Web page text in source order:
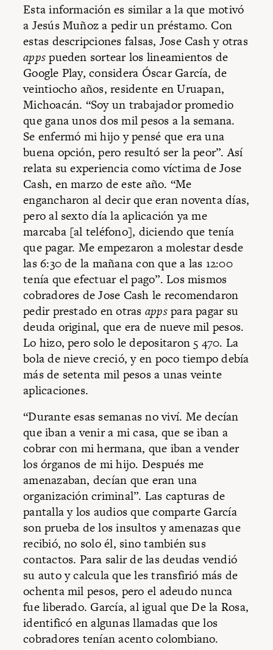
Esta información es similar a la que motivó
a Jesús Muñoz a pedir un préstamo. Con
estas descripciones falsas, Jose Cash y otras
appspueden sortear los lineamientos de
Google Play, considera Óscar García, de
veintiocho años, residente en Uruapan,
Michoacán. “Soy un trabajador promedio
que gana unos dos mil pesos a la semana.
Se enfermó mi hijo y pensé que era una
buena opción, pero resultó ser la peor”. Así
relata su experiencia como víctima de Jose
Cash, en marzo de este año. “Me
engancharon al decir que eran noventa días,
pero al sexto día la aplicación ya me
marcaba [al teléfono], diciendo que tenía
que pagar. Me empezaron a molestar desde
las 6:30 de la mañana con que a las 12:00
tenía que efectuar el pago”. Los mismos
cobradores de Jose Cash le recomendaron
pedir prestado en otras appspara pagar su
deuda original, que era de nueve mil pesos.
Lo hizo, pero solo le depositaron 5 470. La
bola de nieve creció, y en poco tiempo debía
más de setenta mil pesos a unas veinte
aplicaciones.
“Durante esas semanas no viví. Me decían
que iban a venir a mi casa, que se iban a
cobrar con mi hermana, que iban a vender
los órganos de mi hijo. Después me
amenazaban, decían que eran una
organización criminal”. Las capturas de
pantalla y los audios que comparte García
son prueba de los insultos y amenazas que
recibió, no solo él, sino también sus
contactos. Para salir de las deudas vendió
su auto y calcula que les transfirió más de
ochenta mil pesos, pero el adeudo nunca
fue liberado. García, al igual que De la Rosa,
identificó en algunas llamadas que los
cobradores tenían acento colombiano.